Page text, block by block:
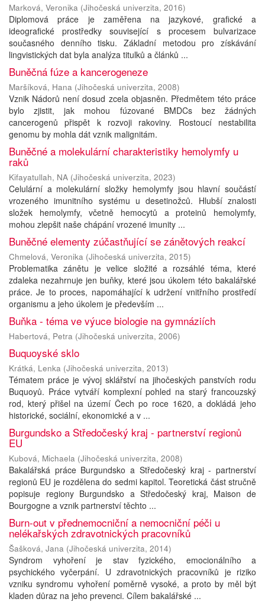
Marková, Veronika (Jihočeská univerzita, 2016)
Diplomová práce je zaměřena na jazykové, grafické a
ideografické prostředky související s procesem bulvarizace
současného denního tisku. Základní metodou pro získávání
lingvistických dat byla analýza titulků a článků ...
Buněčná fúze a kancerogeneze
Maršíková, Hana (Jihočeská univerzita, 2008)
Vznik Nádorů není dosud zcela objasněn. Předmětem této práce
bylo zjistit, jak mohou fúzované BMDCs bez žádných
cancerogenů přispět k rozvoji rakoviny. Rostoucí nestabilita
genomu by mohla dát vznik malignitám.
Buněčné a molekulární charakteristiky hemolymfy u
raků
Kifayatullah, NA (Jihočeská univerzita, 2023)
Celulární a molekulární složky hemolymfy jsou hlavní součástí
vrozeného imunitního systému u desetinožců. Hlubší znalosti
složek hemolymfy, včetně hemocytů a proteinů hemolymfy,
mohou zlepšit naše chápání vrozené imunity ...
Buněčné elementy zúčastňující se zánětových reakcí
Chmelová, Veronika (Jihočeská univerzita, 2015)
Problematika zánětu je velice složité a rozsáhlé téma, které
zdaleka nezahrnuje jen buňky, které jsou úkolem této bakalářské
práce. Je to proces, napomáhající k udržení vnitřního prostředí
organismu a jeho úkolem je především ...
Buňka - téma ve výuce biologie na gymnáziích
Habertová, Petra (Jihočeská univerzita, 2006)
Buquoyské sklo
Krátká, Lenka (Jihočeská univerzita, 2013)
Tématem práce je vývoj sklářství na jihočeských panstvích rodu
Buquoyů. Práce vytváří komplexní pohled na starý francouzský
rod, který přišel na území Čech po roce 1620, a dokládá jeho
historické, sociální, ekonomické a v ...
Burgundsko a Středočeský kraj - partnerství regionů
EU
Kubová, Michaela (Jihočeská univerzita, 2008)
Bakalářská práce Burgundsko a Středočeský kraj - partnerství
regionů EU je rozdělena do sedmi kapitol. Teoretická část stručně
popisuje regiony Burgundsko a Středočeský kraj, Maison de
Bourgogne a vznik partnerství těchto ...
Burn-out v přednemocniční a nemocniční péči u
nelékařských zdravotnických pracovníků
Šašková, Jana (Jihočeská univerzita, 2014)
Syndrom vyhoření je stav fyzického, emocionálního a
psychického vyčerpání. U zdravotnických pracovníků je riziko
vzniku syndromu vyhoření poměrně vysoké, a proto by měl být
kladen důraz na jeho prevenci. Cílem bakalářské ...